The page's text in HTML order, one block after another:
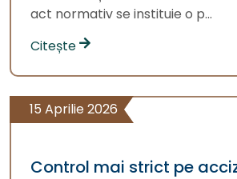
act normativ se instituie o p...
Citește
15 Aprilie 2026
Control mai strict pe